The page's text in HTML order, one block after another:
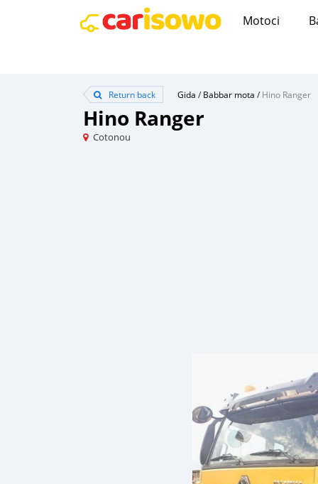
Motoci
Return back Gida /Babbar mota /Hino Ranger
Hino Ranger
Cotonou